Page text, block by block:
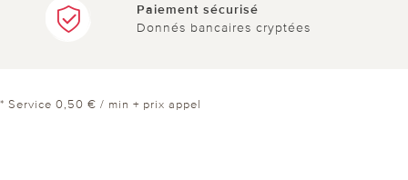
Paiement sécurisé
Donnés bancaires cryptées
* Service 0,50 € / min + prix appel